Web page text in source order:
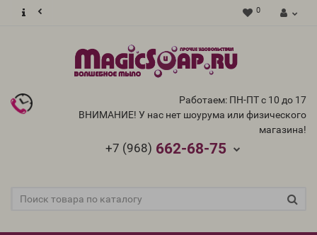
0
Работаем: ПН-ПТ с 10 до 17
ВНИМАНИЕ! У нас нет шоурума или физического
магазина!
+7 (968) 662-68-75